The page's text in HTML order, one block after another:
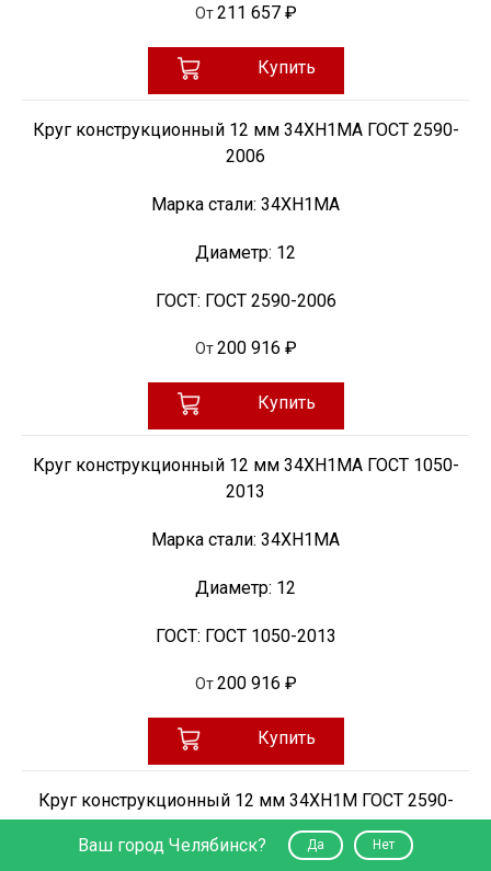
От 211 657 ₽
Купить
Круг конструкционный 12 мм 34ХН1МА ГОСТ 2590-
2006
Марка стали: 34ХН1МА
Диаметр: 12
ГОСТ: ГОСТ 2590-2006
От 200 916 ₽
Купить
Круг конструкционный 12 мм 34ХН1МА ГОСТ 1050-
2013
Марка стали: 34ХН1МА
Диаметр: 12
ГОСТ: ГОСТ 1050-2013
От 200 916 ₽
Купить
Круг конструкционный 12 мм 34ХН1М ГОСТ 2590-
2006
Ваш город Челябинск? Да Нет